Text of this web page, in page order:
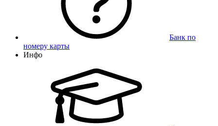
Банк по
номеру карты
Инфо